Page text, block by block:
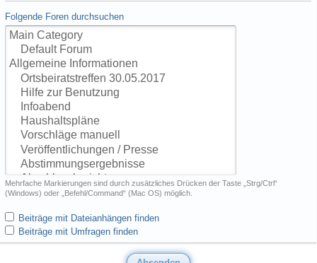
Folgende Foren durchsuchen
Mehrfache Markierungen sind durch zusätzliches Drücken der Taste „Strg/Ctrl“
(Windows) oder „Befehl/Command“ (Mac OS) möglich.
Beiträge mit Dateianhängen finden
Beiträge mit Umfragen finden